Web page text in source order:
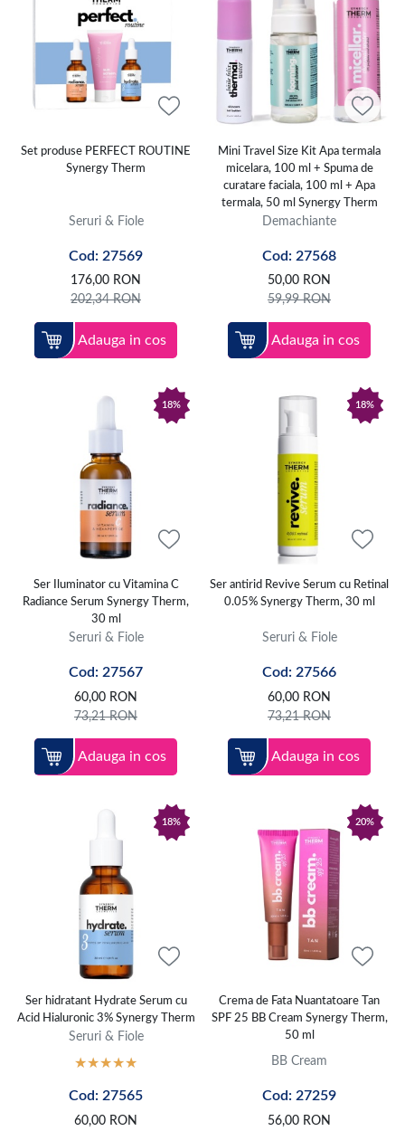
Set produse PERFECT ROUTINE
Synergy Therm
Seruri & Fiole
Cod: 27569
176,00 RON
202,34RON
Adauga in cos
Mini Travel Size Kit Apa termala
micelara, 100 ml + Spuma de
curatare faciala, 100 ml + Apa
termala, 50 ml Synergy Therm
Demachiante
Cod: 27568
50,00 RON
59,99RON
Adauga in cos
18%
Ser Iluminator cu Vitamina C
Radiance Serum Synergy Therm,
30 ml
Seruri & Fiole
Cod: 27567
60,00 RON
73,21RON
Adauga in cos
18%
Ser antirid Revive Serum cu Retinal
0.05% Synergy Therm, 30 ml
Seruri & Fiole
Cod: 27566
60,00 RON
73,21RON
Adauga in cos
18%
Ser hidratant Hydrate Serum cu
Acid Hialuronic 3% Synergy Therm
Seruri & Fiole
Cod: 27565
60,00 RON
20%
Crema de Fata Nuantatoare Tan
SPF 25 BB Cream Synergy Therm,
50 ml
BB Cream
Cod: 27259
56,00 RON